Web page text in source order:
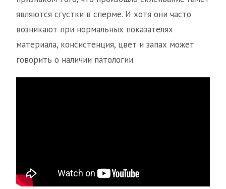
являются сгустки в сперме. И хотя они часто
возникают при нормальных показателях
материала, консистенция, цвет и запах может
говорить о наличии патологии.